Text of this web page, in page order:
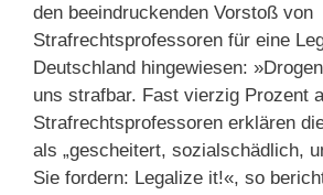
den beeindruckenden Vorstoß von
Strafrechtsprofessoren für eine
Deutschland hingewiesen:
uns strafbar. Fast vierzig Prozent
Strafrechtsprofessoren erklären
als „gescheitert, sozialschädlich,
Sie fordern: Legalize it!«, so